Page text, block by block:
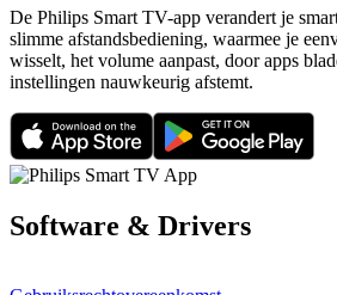
De Philips Smart TV-app verandert je
slimme afstandsbediening, waarmee je
wisselt, het volume aanpast, door apps
instellingen nauwkeurig afstemt.
Software & Drivers